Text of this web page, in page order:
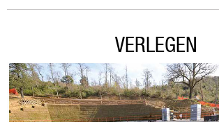
VERLEGEN